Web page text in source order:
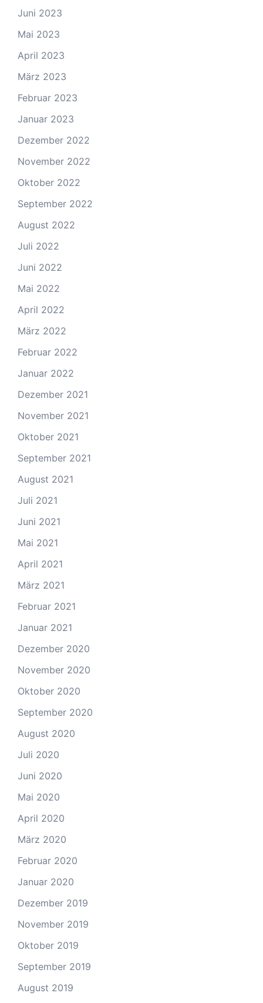
Juni 2023
Mai 2023
April 2023
März 2023
Februar 2023
Januar 2023
Dezember 2022
November 2022
Oktober 2022
September 2022
August 2022
Juli 2022
Juni 2022
Mai 2022
April 2022
März 2022
Februar 2022
Januar 2022
Dezember 2021
November 2021
Oktober 2021
September 2021
August 2021
Juli 2021
Juni 2021
Mai 2021
April 2021
März 2021
Februar 2021
Januar 2021
Dezember 2020
November 2020
Oktober 2020
September 2020
August 2020
Juli 2020
Juni 2020
Mai 2020
April 2020
März 2020
Februar 2020
Januar 2020
Dezember 2019
November 2019
Oktober 2019
September 2019
August 2019